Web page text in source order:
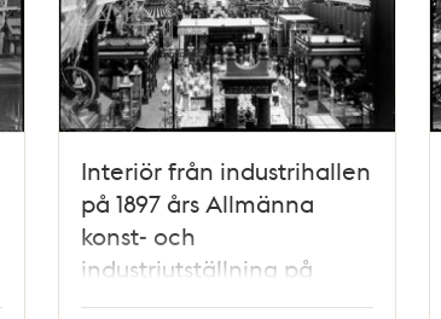
Interiör från industrihallen
på 1897 års Allmänna
konst- och
industriutställning på
Djurgården